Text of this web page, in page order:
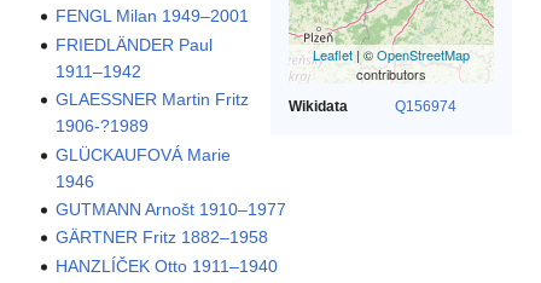
Leaflet | ©OpenStreetMap
contributors
Wikidata Q156974
FENGL Milan 1949–2001
FRIEDLÄNDER Paul
1911–1942
GLAESSNER Martin Fritz
1906-?1989
GLÜCKAUFOVÁ Marie
1946
GUTMANN Arnošt 1910–1977
GÄRTNER Fritz 1882–1958
HANZLÍČEK Otto 1911–1940